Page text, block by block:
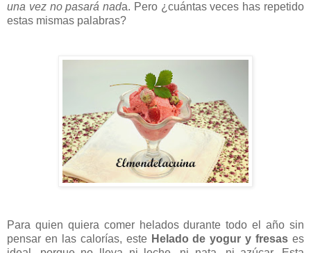
una vez no pasará nada. Pero ¿cuántas veces has repetido
estas mismas palabras?
Para quien quiera comer helados durante todo el año sin
pensar en las calorías, este Helado de yogur y fresas es